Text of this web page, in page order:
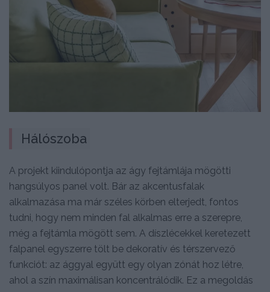
Hálószoba
A projekt kiindulópontja az ágy fejtámlája mögötti
hangsúlyos panel volt. Bár az akcentusfalak
alkalmazása ma már széles körben elterjedt, fontos
tudni, hogy nem minden fal alkalmas erre a szerepre,
még a fejtámla mögött sem. A díszlécekkel keretezett
falpanel egyszerre tölt be dekoratív és térszervező
funkciót: az ággyal együtt egy olyan zónát hoz létre,
ahol a szín maximálisan koncentrálódik. Ez a megoldás